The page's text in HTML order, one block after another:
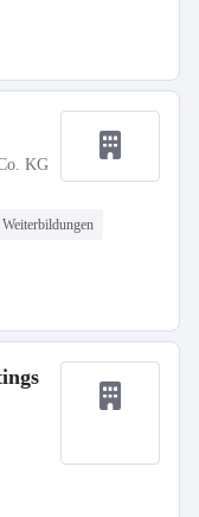
KG
Weiterbildungen